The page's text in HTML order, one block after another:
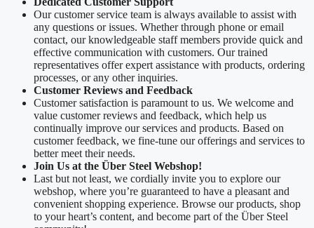
Our customer service team is always available to assist with
any questions or issues. Whether through phone or email
contact, our knowledgeable staff members provide quick and
effective communication with customers. Our trained
representatives offer expert assistance with products, ordering
processes, or any other inquiries.
Customer Reviews and Feedback
Customer satisfaction is paramount to us. We welcome and
value customer reviews and feedback, which help us
continually improve our services and products. Based on
customer feedback, we fine-tune our offerings and services to
better meet their needs.
Join Us at the Über Steel Webshop!
Last but not least, we cordially invite you to explore our
webshop, where you’re guaranteed to have a pleasant and
convenient shopping experience. Browse our products, shop
to your heart’s content, and become part of the Über Steel